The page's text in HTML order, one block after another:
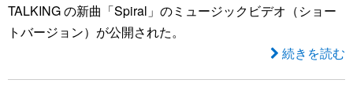
TALKING の新曲「Spiral」のミュージックビデオ（ショー
トバージョン）が公開された。
続きを読む